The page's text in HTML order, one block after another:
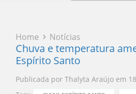
Home Notícias
Chuva e temperatura
Espírito Santo
Publicada por Thalyta Araújo em